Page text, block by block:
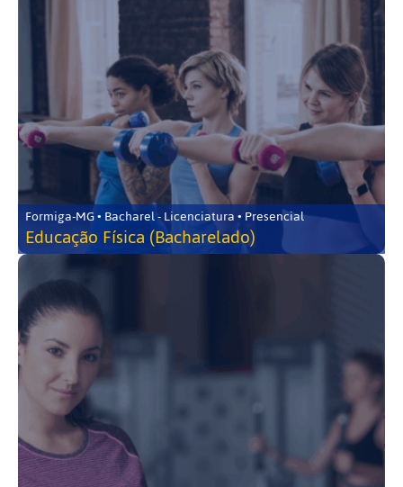
Formiga-MG • Bacharel - Licenciatura • Presencial
Educação Física (Bacharelado)